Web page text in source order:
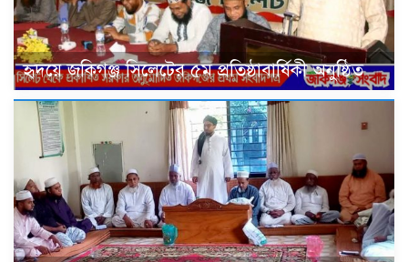
হৃদয়ে জকিগঞ্জ সিলেটের ৫ম প্রতিষ্ঠাবার্ষিকী অনুষ্ঠিত